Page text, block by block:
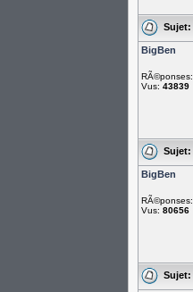
Sujet:
BigBen
RÃ©ponses:
Vus: 43839
Sujet:
BigBen
RÃ©ponses:
Vus: 80656
Sujet: